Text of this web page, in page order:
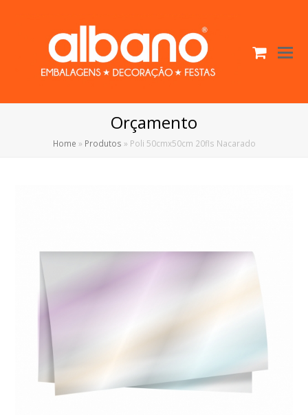
Cart
Orçamento
Home » Produtos » Poli 50cmx50cm 20fls Nacarado